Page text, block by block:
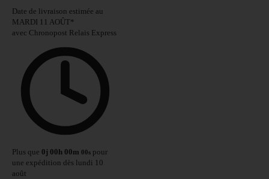
Date de livraison estimée au
MARDI 11 AOÛT*
avec Chronopost Relais Express
Plus que 0j 00h 00m 00s pour
une expédition dès lundi 10
août